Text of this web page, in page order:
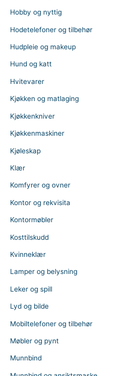
Hobby og nyttig
Hodetelefoner og tilbehør
Hudpleie og makeup
Hund og katt
Hvitevarer
Kjøkken og matlaging
Kjøkkenkniver
Kjøkkenmaskiner
Kjøleskap
Klær
Komfyrer og ovner
Kontor og rekvisita
Kontormøbler
Kosttilskudd
Kvinneklær
Lamper og belysning
Leker og spill
Lyd og bilde
Mobiltelefoner og tilbehør
Møbler og pynt
Munnbind